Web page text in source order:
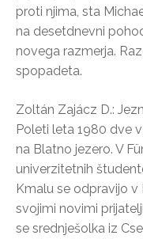
proti njima, sta
na desetdnevni
novega razmerja.
spopadeta.
Zoltán Zajácz D.:
Poleti leta 1980 dve
na Blatno jezero. V
univerzitetnih
Kmalu se odpravijo
svojimi novimi
se srednješolka iz